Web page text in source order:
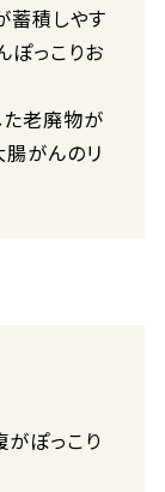
蓄積しやす
ぽっこりお
た老廃物が
がんのリ
がぽっこり